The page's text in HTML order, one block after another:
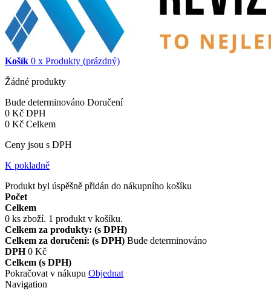
Košík 0 x Produkty (prázdný)
Žádné produkty
Bude determinováno Doručení
0 Kč DPH
0 Kč Celkem
Ceny jsou s DPH
K pokladně
Produkt byl úspěšně přidán do nákupního košíku
Počet
Celkem
0 ks zboží. 1 produkt v košíku.
Celkem za produkty: (s DPH)
Celkem za doručení: (s DPH) Bude determinováno
DPH 0 Kč
Celkem (s DPH)
Pokračovat v nákupu Objednat
Navigation